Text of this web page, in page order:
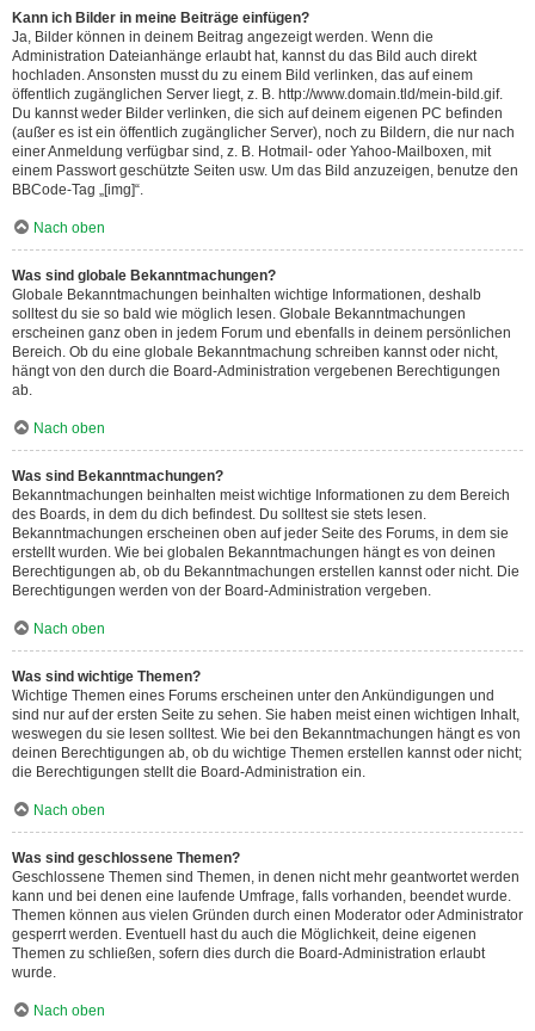
Kann ich Bilder in meine Beiträge einfügen?
Ja, Bilder können in deinem Beitrag angezeigt werden. Wenn die
Administration Dateianhänge erlaubt hat, kannst du das Bild auch direkt
hochladen. Ansonsten musst du zu einem Bild verlinken, das auf einem
öffentlich zugänglichen Server liegt, z. B. http://www.domain.tld/mein-bild.gif.
Du kannst weder Bilder verlinken, die sich auf deinem eigenen PC befinden
(außer es ist ein öffentlich zugänglicher Server), noch zu Bildern, die nur nach
einer Anmeldung verfügbar sind, z. B. Hotmail- oder Yahoo-Mailboxen, mit
einem Passwort geschützte Seiten usw. Um das Bild anzuzeigen, benutze den
BBCode-Tag „[img]“.
Nach oben
Was sind globale Bekanntmachungen?
Globale Bekanntmachungen beinhalten wichtige Informationen, deshalb
solltest du sie so bald wie möglich lesen. Globale Bekanntmachungen
erscheinen ganz oben in jedem Forum und ebenfalls in deinem persönlichen
Bereich. Ob du eine globale Bekanntmachung schreiben kannst oder nicht,
hängt von den durch die Board-Administration vergebenen Berechtigungen
ab.
Nach oben
Was sind Bekanntmachungen?
Bekanntmachungen beinhalten meist wichtige Informationen zu dem Bereich
des Boards, in dem du dich befindest. Du solltest sie stets lesen.
Bekanntmachungen erscheinen oben auf jeder Seite des Forums, in dem sie
erstellt wurden. Wie bei globalen Bekanntmachungen hängt es von deinen
Berechtigungen ab, ob du Bekanntmachungen erstellen kannst oder nicht. Die
Berechtigungen werden von der Board-Administration vergeben.
Nach oben
Was sind wichtige Themen?
Wichtige Themen eines Forums erscheinen unter den Ankündigungen und
sind nur auf der ersten Seite zu sehen. Sie haben meist einen wichtigen Inhalt,
weswegen du sie lesen solltest. Wie bei den Bekanntmachungen hängt es von
deinen Berechtigungen ab, ob du wichtige Themen erstellen kannst oder nicht;
die Berechtigungen stellt die Board-Administration ein.
Nach oben
Was sind geschlossene Themen?
Geschlossene Themen sind Themen, in denen nicht mehr geantwortet werden
kann und bei denen eine laufende Umfrage, falls vorhanden, beendet wurde.
Themen können aus vielen Gründen durch einen Moderator oder Administrator
gesperrt werden. Eventuell hast du auch die Möglichkeit, deine eigenen
Themen zu schließen, sofern dies durch die Board-Administration erlaubt
wurde.
Nach oben